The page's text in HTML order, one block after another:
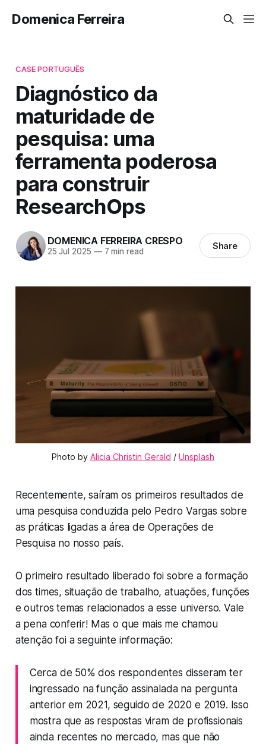
Domenica Ferreira
CASE PORTUGUÊS
Diagnóstico da
maturidade de
pesquisa: uma
ferramenta poderosa
para construir
ResearchOps
DOMENICA FERREIRA CRESPO
25 Jul 2025 —7 min read Share
Photo by Alicia Christin Gerald / Unsplash
Recentemente, saíram os primeiros resultados de
uma pesquisa conduzida pelo Pedro Vargas sobre
as práticas ligadas a área de Operações de
Pesquisa no nosso país.
O primeiro resultado liberado foi sobre a formação
dos times, situação de trabalho, atuações, funções
e outros temas relacionados a esse universo. Vale
a pena conferir! Mas o que mais me chamou
atenção foi a seguinte informação:
Cerca de 50% dos respondentes disseram ter
ingressado na função assinalada na pergunta
anterior em 2021, seguido de 2020 e 2019. Isso
mostra que as respostas viram de profissionais
ainda recentes no mercado, mas que não